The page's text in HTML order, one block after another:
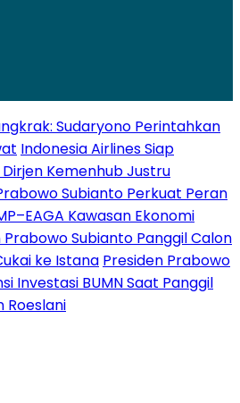
Sudaryono Perintahkan
Indonesia Airlines Siap
Kemenhub Justru
Subianto Perkuat Peran
Kawasan Ekonomi
Prabowo Subianto Panggil Calon
ke Istana Presiden Prabowo
Investasi BUMN Saat Panggil
Roeslani